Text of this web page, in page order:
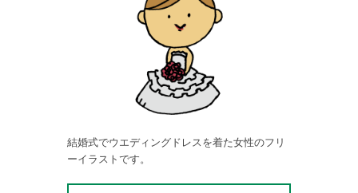
結婚式でウエディングドレスを着た女性のフリ
ーイラストです。